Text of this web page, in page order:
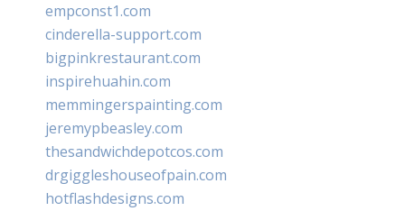
empconst1.com
cinderella-support.com
bigpinkrestaurant.com
inspirehuahin.com
memmingerspainting.com
jeremypbeasley.com
thesandwichdepotcos.com
drgiggleshouseofpain.com
hotflashdesigns.com